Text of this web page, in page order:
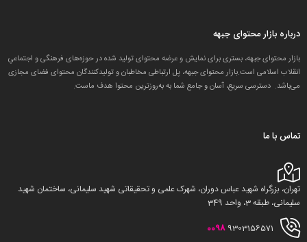
درباره بازار محتوای جبهه
بازار محتوای جبهه، بستری برای نمایش و عرضه محتوای تولید شده در حوزه‌های فرهنگی و اجتماعیِ
انقلاب اسلامی است.بازار محتوای جبهه، پل ارتباطی مخاطبان و تولید‌کنندگان محتوای فضای مجازی
می‌باشد. دسترسی سریع، آسان و جامع شما به به‌روزترین محتوا هدف ماست.
تماس با ما
تهران، بزرگراه شهید عباس دوران، شهرک علمی و تحقیقاتی شهید سلیمانی، ساختمان شهید
سلیمانی، طبقه 3، واحد 349
0098 9303156571